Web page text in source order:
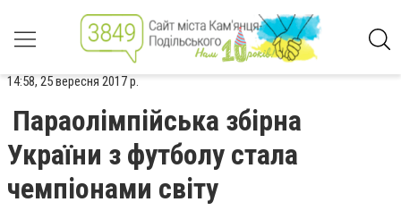
14:58, 25 вересня 2017 р.
Параолімпійська збірна
України з футболу стала
чемпіонами світу